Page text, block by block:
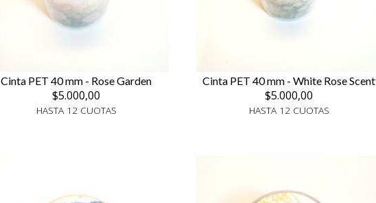
Cinta PET 40 mm - Rose Garden
$5.000,00
HASTA 12 CUOTAS
Cinta PET 40 mm - White Rose Scent
$5.000,00
HASTA 12 CUOTAS